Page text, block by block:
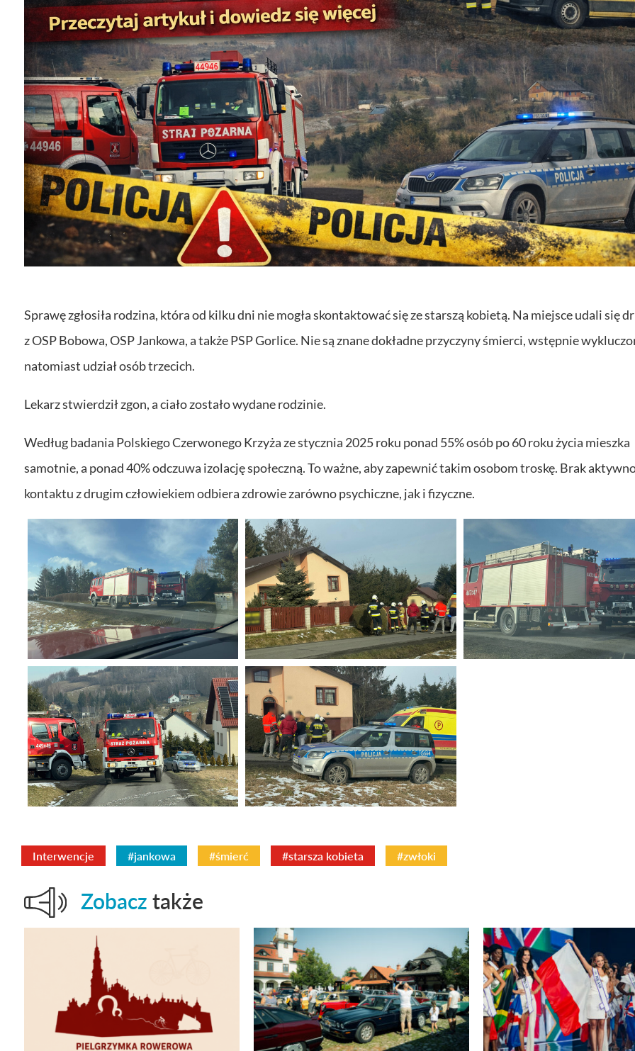
Sprawę zgłosiła rodzina, która od kilku dni nie mogła skontaktować się ze starszą kobietą. Na miejsce udali się
z OSP Bobowa, OSP Jankowa, a także PSP Gorlice. Nie są znane dokładne przyczyny śmierci, wstępnie
natomiast udział osób trzecich.
Lekarz stwierdził zgon, a ciało zostało wydane rodzinie.
Według badania Polskiego Czerwonego Krzyża ze stycznia 2025 roku ponad 55% osób po 60 roku życia mieszka
samotnie, a ponad 40% odczuwa izolację społeczną. To ważne, aby zapewnić takim osobom troskę. Brak
kontaktu z drugim człowiekiem odbiera zdrowie zarówno psychiczne, jak i fizyczne.
Interwencje #jankowa #śmierć #starsza kobieta #zwłoki
Zobacz także